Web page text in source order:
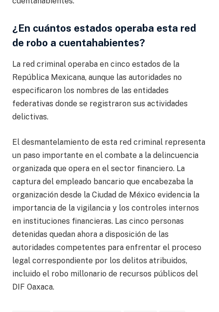
¿En cuántos estados operaba esta red
de robo a cuentahabientes?
La red criminal operaba en cinco estados de la
República Mexicana, aunque las autoridades no
especificaron los nombres de las entidades
federativas donde se registraron sus actividades
delictivas.
El desmantelamiento de esta red criminal representa
un paso importante en el combate a la delincuencia
organizada que opera en el sector financiero. La
captura del empleado bancario que encabezaba la
organización desde la Ciudad de México evidencia la
importancia de la vigilancia y los controles internos
en instituciones financieras. Las cinco personas
detenidas quedan ahora a disposición de las
autoridades competentes para enfrentar el proceso
legal correspondiente por los delitos atribuidos,
incluido el robo millonario de recursos públicos del
DIF Oaxaca.